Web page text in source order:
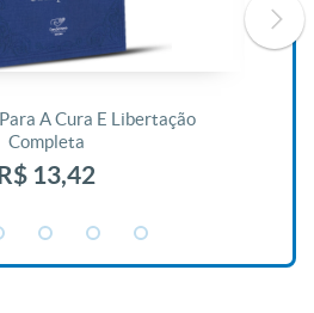
A Cura E Libertação
Completa
13,42